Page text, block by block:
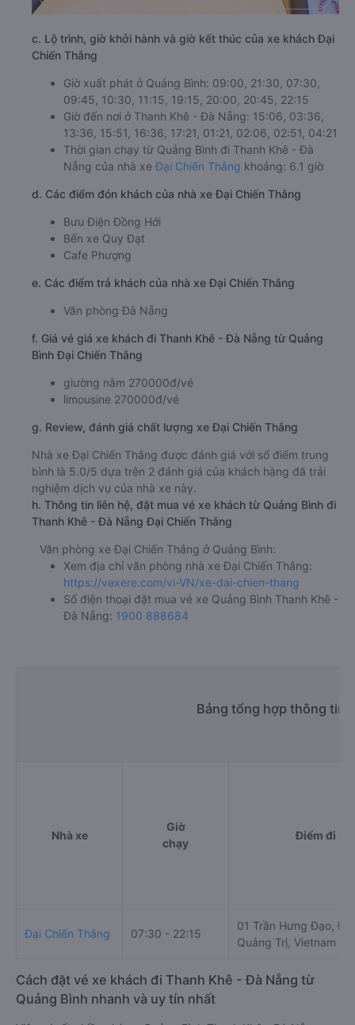
c. Lộ trình, giờ khởi hành và giờ kết thúc của xe khách Đại
Chiến Thắng
Giờ xuất phát ở Quảng Bình: 09:00, 21:30, 07:30,
09:45, 10:30, 11:15, 19:15, 20:00, 20:45, 22:15
Giờ đến nơi ở Thanh Khê - Đà Nẵng: 15:06, 03:36,
13:36, 15:51, 16:36, 17:21, 01:21, 02:06, 02:51, 04:21
Thời gian chạy từ Quảng Bình đi Thanh Khê - Đà
Nẵng của nhà xe Đại Chiến Thắng khoảng: 6.1 giờ
d. Các điểm đón khách của nhà xe Đại Chiến Thắng
Bưu Điện Đồng Hới
Bến xe Quy Đạt
Cafe Phượng
e. Các điểm trả khách của nhà xe Đại Chiến Thắng
Văn phòng Đà Nẵng
f. Giá vé giá xe khách đi Thanh Khê - Đà Nẵng từ Quảng
Bình Đại Chiến Thắng
giường nằm 270000đ/vé
limousine 270000đ/vé
g. Review, đánh giá chất lượng xe Đại Chiến Thắng
Nhà xe Đại Chiến Thắng được đánh giá với số điểm trung
bình là 5.0/5 dựa trên 2 đánh giá của khách hàng đã trải
nghiệm dịch vụ của nhà xe này.
h. Thông tin liên hệ, đặt mua vé xe khách từ Quảng Bình đi
Thanh Khê - Đà Nẵng Đại Chiến Thắng
Văn phòng xe Đại Chiến Thắng ở Quảng Bình:
Xem địa chỉ văn phòng nhà xe Đại Chiến Thắng:
https://vexere.com/vi-VN/xe-dai-chien-thang
Số điện thoại đặt mua vé xe Quảng Bình Thanh Khê -
Đà Nẵng: 1900 888684
Bảng tổng hợp thông tin
Nhà xe
Giờ
chạy
Điểm đi
Đại Chiến Thắng 07:30 - 22:15
01 Trần Hưng Đạo,
Quảng Trị, Vietnam
Cách đặt vé xe khách đi Thanh Khê - Đà Nẵng từ
Quảng Bình nhanh và uy tín nhất